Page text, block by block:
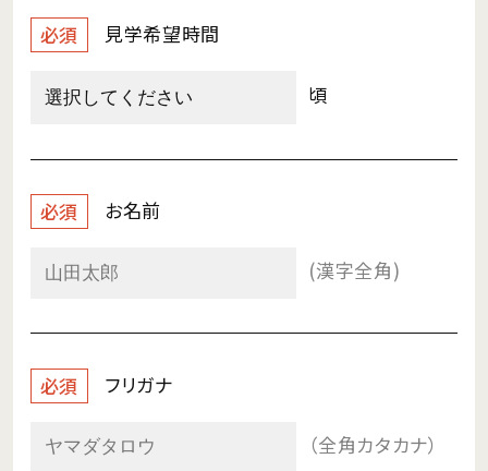
必須 見学希望時間
頃
必須 お名前
(漢字全角)
必須 フリガナ
（全角カタカナ）